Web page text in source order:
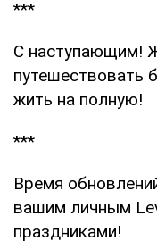
***
С наступающим!
путешествовать
жить на полную!
***
Время
вашим личным
праздниками!